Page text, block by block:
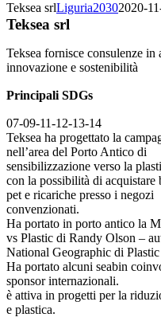
Teksea srlLiguria20302020-
Teksea srl
Teksea fornisce consulenze in
innovazione e sostenibilità
Principali SDGs
07-09-11-12-13-14
Teksea ha progettato la
nell’area del Porto Antico di
sensibilizzazione verso la
con la possibilità di acquistare
pet e ricariche presso i negozi
convenzionati.
Ha portato in porto antico la
vs Plastic di Randy Olson –
National Geographic di
Ha portato alcuni seabin
sponsor internazionali.
è attiva in progetti per la
e plastica.